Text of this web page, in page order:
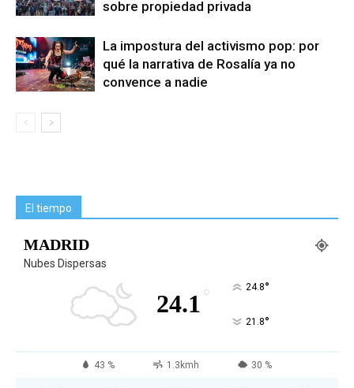
sobre propiedad privada
La impostura del activismo pop: por
qué la narrativa de Rosalía ya no
convence a nadie
El tiempo
MADRID
Nubes Dispersas
24.1 ° 24.8°
21.8°
43 % 1.3kmh 30 %